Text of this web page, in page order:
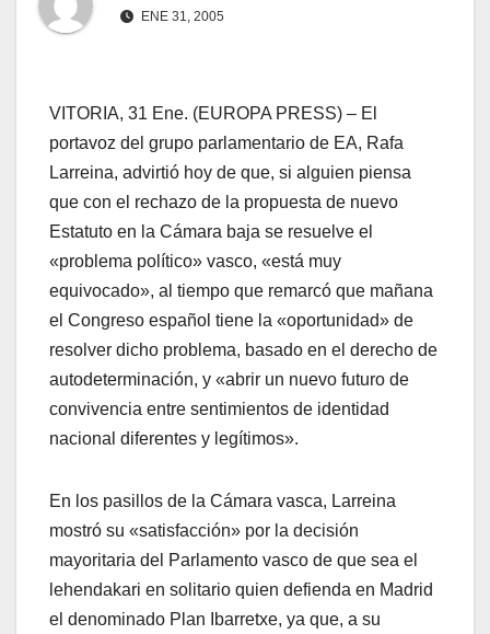
ENE 31, 2005
VITORIA, 31 Ene. (EUROPA PRESS) – El
portavoz del grupo parlamentario de EA, Rafa
Larreina, advirtió hoy de que, si alguien piensa
que con el rechazo de la propuesta de nuevo
Estatuto en la Cámara baja se resuelve el
«problema polí­tico» vasco, «está muy
equivocado», al tiempo que remarcó que mañana
el Congreso español tiene la «oportunidad» de
resolver dicho problema, basado en el derecho de
autodeterminación, y «abrir un nuevo futuro de
convivencia entre sentimientos de identidad
nacional diferentes y legí­timos».
En los pasillos de la Cámara vasca, Larreina
mostró su «satisfacción» por la decisión
mayoritaria del Parlamento vasco de que sea el
lehendakari en solitario quien defienda en Madrid
el denominado Plan Ibarretxe, ya que, a su